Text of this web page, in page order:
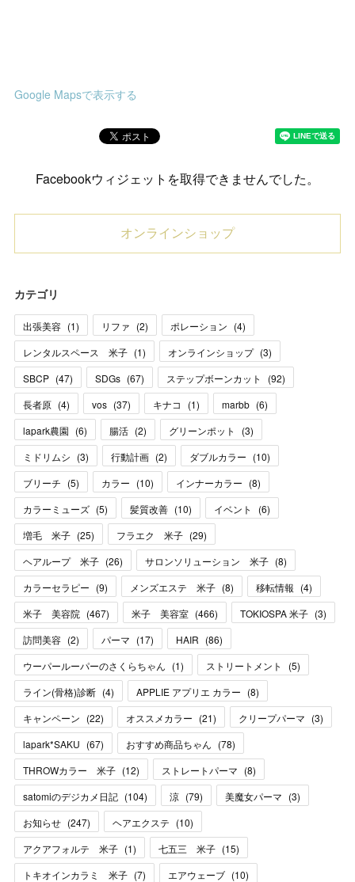
Google Mapsで表示する
Facebookウィジェットを取得できませんでした。
オンラインショップ
カテゴリ
出張美容 (1) リファ (2) ポレーション (4)
レンタルスペース 米子 (1) オンラインショップ (3)
SBCP (47) SDGs (67) ステップボーンカット (92)
長者原 (4) vos (37) キナコ (1) marbb (6)
lapark農園 (6) 腸活 (2) グリーンポット (3)
ミドリムシ (3) 行動計画 (2) ダブルカラー (10)
ブリーチ (5) カラー (10) インナーカラー (8)
カラーミューズ (5) 髪質改善 (10) イベント (6)
増毛 米子 (25) フラエク 米子 (29)
ヘアループ 米子 (26) サロンソリューション 米子 (8)
カラーセラピー (9) メンズエステ 米子 (8) 移転情報 (4)
米子 美容院 (467) 米子 美容室 (466) TOKIOSPA 米子 (3)
訪問美容 (2) パーマ (17) HAIR (86)
ウーパールーパーのさくらちゃん (1) ストリートメント (5)
ライン(骨格)診断 (4) APPLIE アプリエ カラー (8)
キャンペーン (22) オススメカラー (21) クリープパーマ (3)
lapark*SAKU (67) おすすめ商品ちゃん (78)
THROWカラー 米子 (12) ストレートパーマ (8)
satomiのデジカメ日記 (104) 涼 (79) 美魔女パーマ (3)
お知らせ (247) ヘアエクステ (10)
アクアフォルテ 米子 (1) 七五三 米子 (15)
トキオインカラミ 米子 (7) エアウェーブ (10)